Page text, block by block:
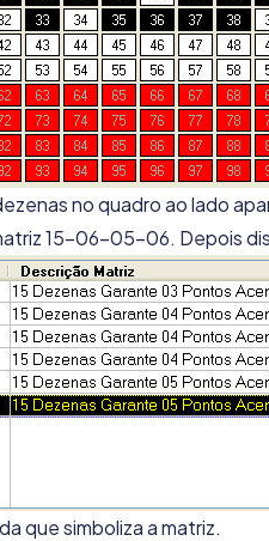
no quadro ao lado
15-06-05-06. Depois
que simboliza a matriz.